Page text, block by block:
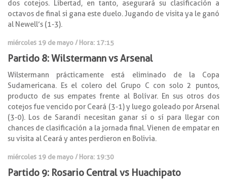
dos cotejos. Libertad, en tanto, asegurará su clasificación a
octavos de final si gana este duelo. Jugando de visita ya le ganó
al Newell’s (1-3).
miércoles 19 de mayo / Hora: 17:15
Partido 8: Wilstermann vs Arsenal
Wilstermann prácticamente está eliminado de la Copa
Sudamericana. Es el colero del Grupo C con solo 2 puntos,
producto de sus empates frente al Bolívar. En sus otros dos
cotejos fue vencido por Ceará (3-1) y luego goleado por Arsenal
(3-0). Los de Sarandí necesitan ganar sí o sí para llegar con
chances de clasificación a la jornada final. Vienen de empatar en
su visita al Ceará y antes perdieron en Bolivia.
miércoles 19 de mayo / Hora: 19:30
Partido 9: Rosario Central vs Huachipato